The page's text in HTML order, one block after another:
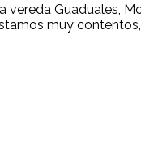
Guaduales,
muy